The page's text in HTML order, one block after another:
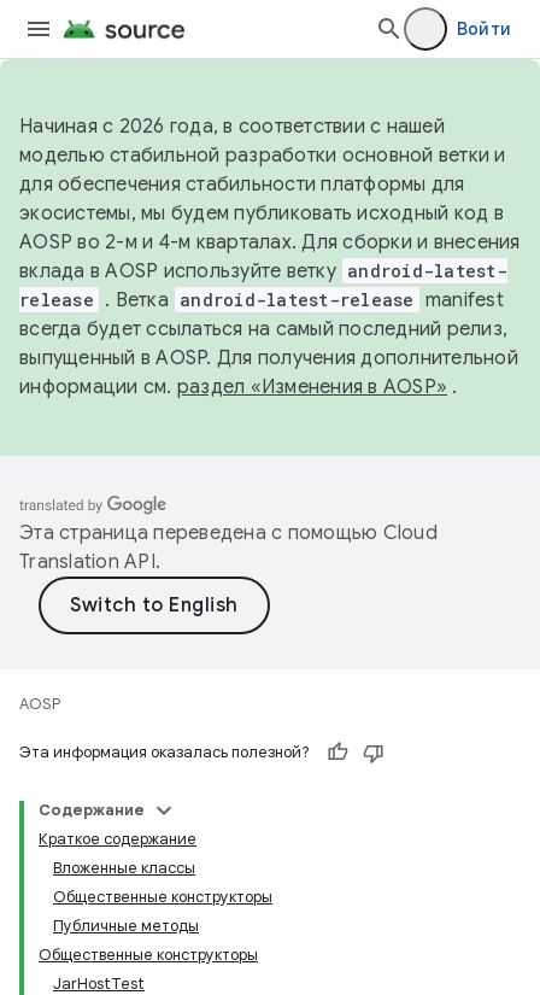
Войти
Начиная с 2026 года, в соответствии с нашей
моделью стабильной разработки основной ветки и
для обеспечения стабильности платформы для
экосистемы, мы будем публиковать исходный код в
AOSP во 2-м и 4-м кварталах. Для сборки и внесения
вклада в AOSP используйте ветку android-latest-
release . Ветка android-latest-release manifest
всегда будет ссылаться на самый последний релиз,
выпущенный в AOSP. Для получения дополнительной
информации см. раздел «Изменения в AOSP» .
Эта страница переведена с помощью Cloud
Translation API.
AOSP
Эта информация оказалась полезной?
Содержание
Краткое содержание
Вложенные классы
Общественные конструкторы
Публичные методы
Общественные конструкторы
JarHostTest